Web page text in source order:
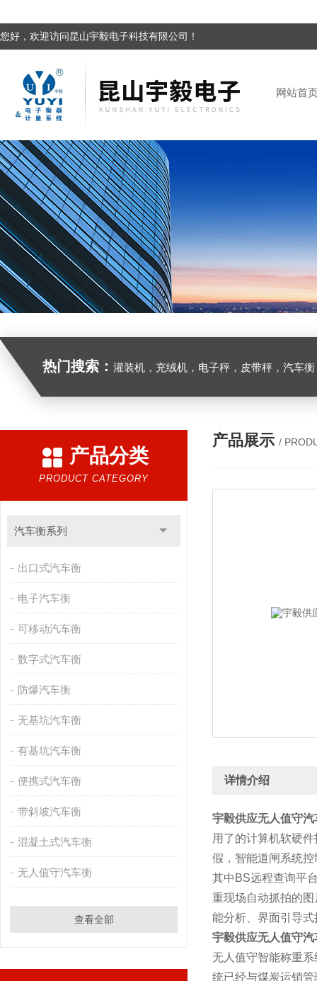
您好，欢迎访问昆山宇毅电子科技有限公司！
网站首
热门搜索： 灌装机，充绒机，电子秤，皮带秤，汽车
产品分类
PRODUCT CATEGORY
汽车衡系列
出口式汽车衡
电子汽车衡
可移动汽车衡
数字式汽车衡
防爆汽车衡
无基坑汽车衡
有基坑汽车衡
便携式汽车衡
带斜坡汽车衡
混凝土式汽车衡
无人值守汽车衡
查看全部
产品展示 /
详情介绍
宇毅供应无人值守
用了的计算机软硬
假，智能道闸系统
其中BS远程查询平
重现场自动抓拍的
能分析、界面引导
宇毅供应无人值守
无人值守智能称重
统已经与煤炭运销